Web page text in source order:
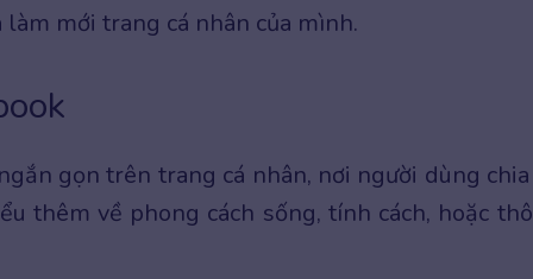
mới trang cá nhân của mình.
gọn trên trang cá nhân, nơi người dùng chia
thêm về phong cách sống, tính cách, hoặc